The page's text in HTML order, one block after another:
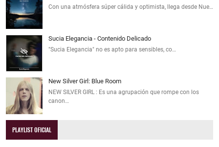
Con una atmósfera súper cálida y optimista, llega desde Nue…
Sucia Elegancia - Contenido Delicado
"Sucia Elegancia" no es apto para sensibles, co…
New Silver Girl: Blue Room
NEW SILVER GIRL : Es una agrupación que rompe con los
canon…
PLAYLIST OFICIAL